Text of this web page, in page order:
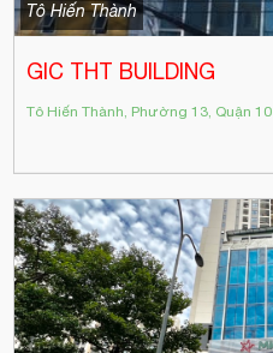
Tô Hiến Thành
GIC THT BUILDING
Tô Hiến Thành, Phường 13, Quận 10